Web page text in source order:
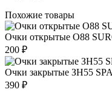
Похожие товары
Очки открытые O88
200 ₽
Очки закрытые ЗН55
390 ₽